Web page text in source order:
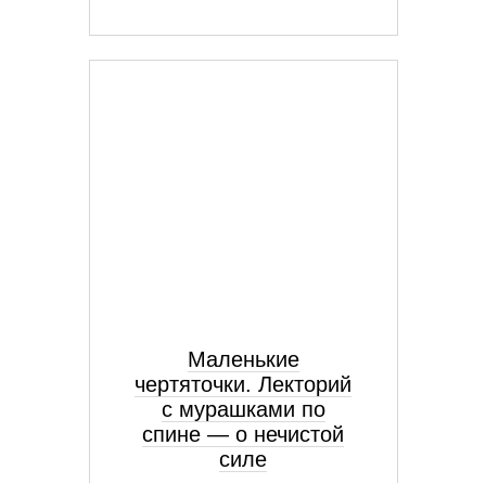
Маленькие
чертяточки. Лекторий
с мурашками по
спине — о нечистой
силе